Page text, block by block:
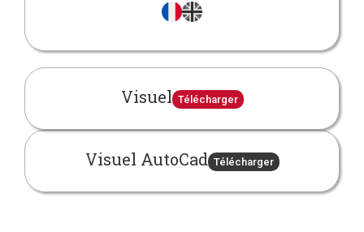
Visuel Télécharger
Visuel AutoCad Télécharger